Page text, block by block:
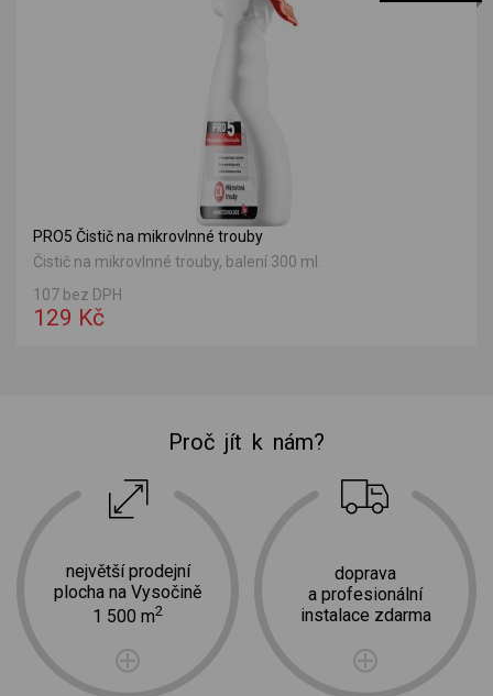
PRO5 Čistič na mikrovlnné trouby
Čistič na mikrovlnné trouby, balení 300 ml.
107 bez DPH
129 Kč
Proč jít k nám?
největší prodejní
plocha na Vysočině
1 500 m2
doprava
a profesionální
instalace zdarma